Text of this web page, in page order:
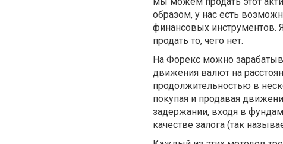
образом, у нас есть
финансовых инструментов.
продать то, чего нет.
На Форекс можно
движения валют на
продолжительностью в
покупая и продавая
задержании, входя в
качестве залога (так